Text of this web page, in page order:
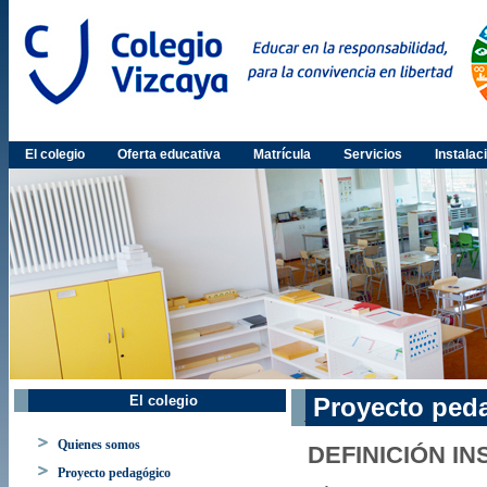
El colegio Oferta educativa Matrícula Servicios
Proyecto
DEFINICIÓN
El colegio
Quienes somos
Proyecto pedagógico